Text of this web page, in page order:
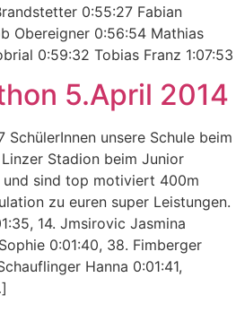
0:55:27 Fabian
Obereigner 0:56:54 Mathias
0:59:32 Tobias Franz 1:07:53
5.April 2014
unsere Schule beim
Stadion beim Junior
und sind top motiviert 400m
zu euren super Leistungen.
14. Jmsirovic Jasmina
0:01:40, 38. Fimberger
Hanna 0:01:41,